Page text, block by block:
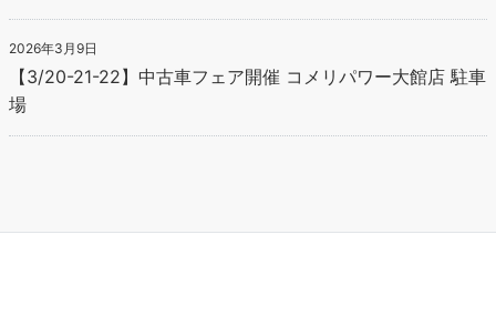
2026年3月9日
【3/20-21-22】中古車フェア開催 コメリパワー大館店 駐車
場